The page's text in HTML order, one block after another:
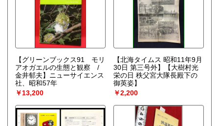
【グリーンブックス91 モリ
アオガエルの生態と観察 /
金井郁夫】ニューサイエンス
社、昭和57年
￥13,200
【北海タイムス 昭和11年9月
30日 第三号外】【大樹村光
栄の日 秩父宮大隊長殿下の
御英姿】
￥2,200